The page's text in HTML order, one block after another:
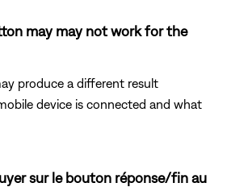
may may not work for the
produce a different result
device is connected and what
sur le bouton réponse/fin au